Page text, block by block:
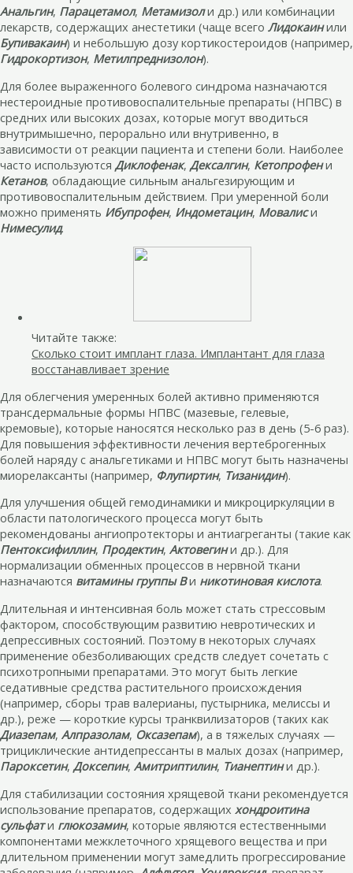
Анальгин, Парацетамол, Метамизоли др.) или комбинации
лекарств, содержащих анестетики (чаще всего Лидокаинили
Бупивакаин) и небольшую дозу кортикостероидов (например,
Гидрокортизон, Метилпреднизолон).
Для более выраженного болевого синдрома назначаются
нестероидные противовоспалительные препараты (НПВС) в
средних или высоких дозах, которые могут вводиться
внутримышечно, перорально или внутривенно, в
зависимости от реакции пациента и степени боли. Наиболее
часто используются Диклофенак, Дексалгин, Кетопрофени
Кетанов, обладающие сильным анальгезирующим и
противовоспалительным действием. При умеренной боли
можно применять Ибупрофен, Индометацин, Мовалиси
Нимесулид.
Читайте также:
Сколько стоит имплант глаза. Имплантант для глаза
восстанавливает зрение
Для облегчения умеренных болей активно применяются
трансдермальные формы НПВС (мазевые, гелевые,
кремовые), которые наносятся несколько раз в день (5-6 раз).
Для повышения эффективности лечения вертеброгенных
болей наряду с анальгетиками и НПВС могут быть назначены
миорелаксанты (например, Флупиртин, Тизанидин).
Для улучшения общей гемодинамики и микроциркуляции в
области патологического процесса могут быть
рекомендованы ангиопротекторы и антиагреганты (такие как
Пентоксифиллин, Продектин, Актовегини др.). Для
нормализации обменных процессов в нервной ткани
назначаются витамины группы Ви никотиновая кислота.
Длительная и интенсивная боль может стать стрессовым
фактором, способствующим развитию невротических и
депрессивных состояний. Поэтому в некоторых случаях
применение обезболивающих средств следует сочетать с
психотропными препаратами. Это могут быть легкие
седативные средства растительного происхождения
(например, сборы трав валерианы, пустырника, мелиссы и
др.), реже — короткие курсы транквилизаторов (таких как
Диазепам, Алпразолам, Оксазепам), а в тяжелых случаях —
трициклические антидепрессанты в малых дозах (например,
Пароксетин, Доксепин, Амитриптилин, Тианептини др.).
Для стабилизации состояния хрящевой ткани рекомендуется
использование препаратов, содержащих хондроитина
сульфати глюкозамин, которые являются естественными
компонентами межклеточного хрящевого вещества и при
длительном применении могут замедлить прогрессирование